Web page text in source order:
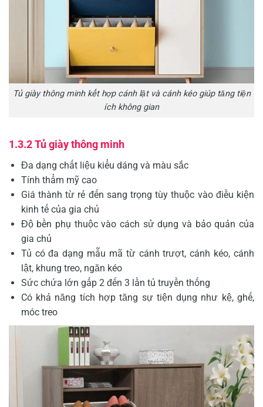
Tủ giày thông minh kết hợp cánh lật và cánh kéo giúp tăng tiện
ích không gian
1.3.2 Tủ giày thông minh
Đa dạng chất liệu kiểu dáng và màu sắc
Tính thẩm mỹ cao
Giá thành từ rẻ đến sang trọng tùy thuộc vào điều kiện
kinh tế của gia chủ
Độ bền phụ thuộc vào cách sử dụng và bảo quản của
gia chủ
Tủ có đa dạng mẫu mã từ cánh trượt, cánh kéo, cánh
lật, khung treo, ngăn kéo
Sức chứa lớn gấp 2 đến 3 lần tủ truyền thống
Có khả năng tích hợp tăng sự tiện dụng như kệ, ghế,
móc treo